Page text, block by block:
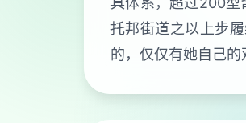
托邦街道之以上步
的，仅仅有她自己的